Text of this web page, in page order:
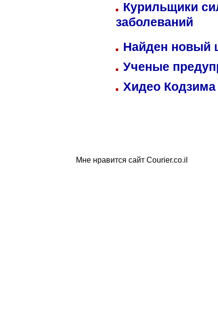
Курильщики
заболеваний
Найден
Ученые
Хидео
Мне нравится сайт Courier.co.il